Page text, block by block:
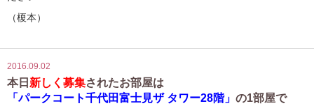
（榎本）
2016.09.02
本日 新しく募集されたお部屋は
「パークコート千代田富士見ザ タワー28階」 の1部屋で